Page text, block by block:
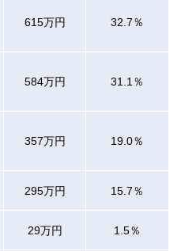
615万円 32.7％
584万円 31.1％
357万円 19.0％
295万円 15.7％
29万円 1.5％